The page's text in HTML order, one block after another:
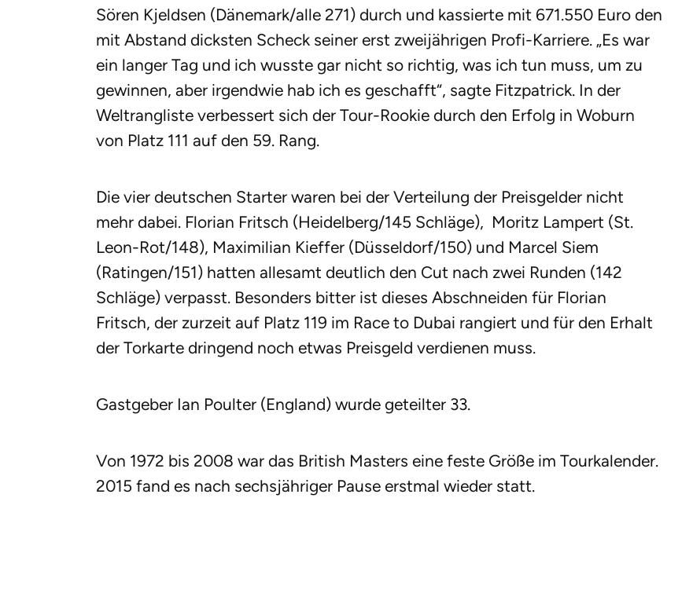
Sören Kjeldsen (Dänemark/alle 271) durch und kassierte mit 671.550 Euro den
mit Abstand dicksten Scheck seiner erst zweijährigen Profi-Karriere. „Es war
ein langer Tag und ich wusste gar nicht so richtig, was ich tun muss, um zu
gewinnen, aber irgendwie hab ich es geschafft“, sagte Fitzpatrick. In der
Weltrangliste verbessert sich der Tour-Rookie durch den Erfolg in Woburn
von Platz 111 auf den 59. Rang.
Die vier deutschen Starter waren bei der Verteilung der Preisgelder nicht
mehr dabei. Florian Fritsch (Heidelberg/145 Schläge), Moritz Lampert (St.
Leon-Rot/148), Maximilian Kieffer (Düsseldorf/150) und Marcel Siem
(Ratingen/151) hatten allesamt deutlich den Cut nach zwei Runden (142
Schläge) verpasst. Besonders bitter ist dieses Abschneiden für Florian
Fritsch, der zurzeit auf Platz 119 im Race to Dubai rangiert und für den Erhalt
der Torkarte dringend noch etwas Preisgeld verdienen muss.
Gastgeber Ian Poulter (England) wurde geteilter 33.
Von 1972 bis 2008 war das British Masters eine feste Größe im Tourkalender.
2015 fand es nach sechsjähriger Pause erstmal wieder statt.